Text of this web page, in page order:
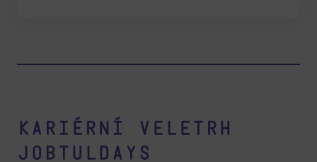
Kariérní veletrh
Jobtuldays